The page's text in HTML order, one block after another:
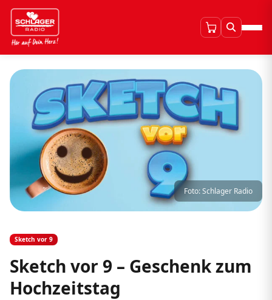
Foto: Schlager Radio
Sketch vor 9
Sketch vor 9 – Geschenk zum
Hochzeitstag